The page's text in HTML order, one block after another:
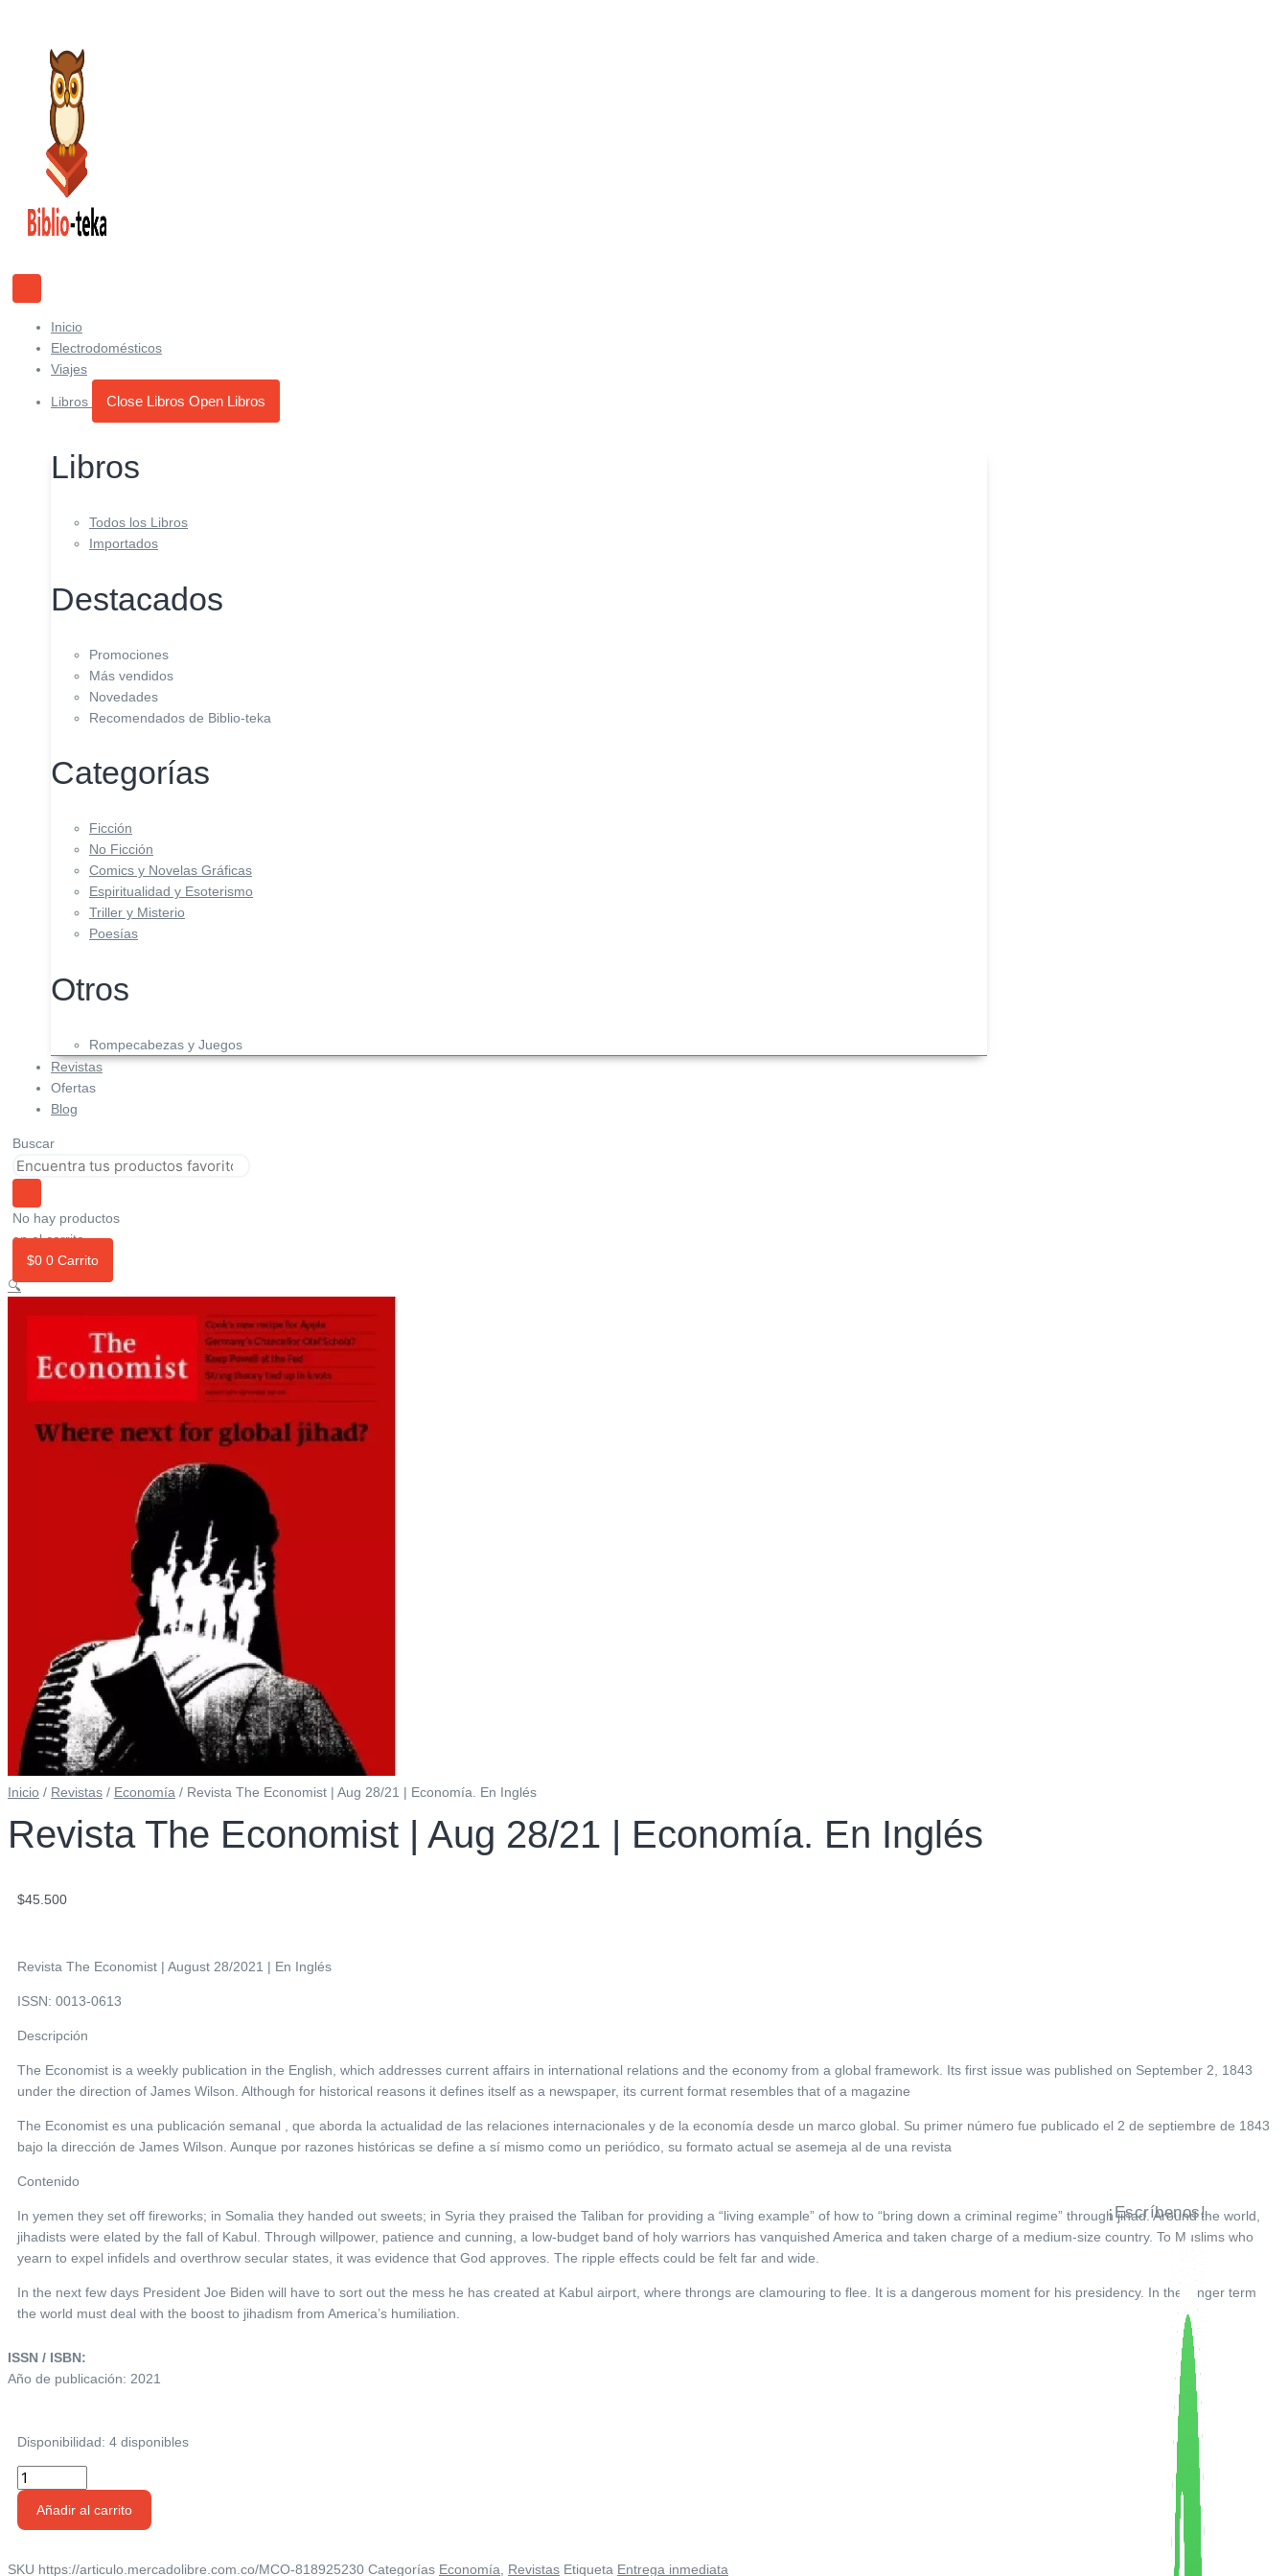
contenido
Inicio
Electrodomésticos
Viajes
Libros Close Libros Open Libros
Libros
Todos los Libros
Importados
Destacados
Promociones
Más vendidos
Novedades
Recomendados de Biblio-teka
Categorías
Ficción
No Ficción
Comics y Novelas Gráficas
Espiritualidad y Esoterismo
Triller y Misterio
Poesías
Otros
Rompecabezas y Juegos
Revistas
Ofertas
Blog
Buscar
No hay productos
en el carrito.
$0 0 Carrito
🔍
Inicio / Revistas / Economía / Revista The Economist | Aug 28/21 | Economía. En Inglés
Revista The Economist | Aug 28/21 | Economía. En Inglés
$45.500
Revista The Economist | August 28/2021 | En Inglés
ISSN: 0013-0613
Descripción
The Economist is a weekly publication in the English, which addresses current affairs in international relations and the economy from a global framework. Its first issue was published on September 2, 1843
under the direction of James Wilson. Although for historical reasons it defines itself as a newspaper, its current format resembles that of a magazine
The Economist es una publicación semanal , que aborda la actualidad de las relaciones internacionales y de la economía desde un marco global. Su primer número fue publicado el 2 de septiembre de 1843
bajo la dirección de James Wilson. Aunque por razones históricas se define a sí mismo como un periódico, su formato actual se asemeja al de una revista
Contenido
In yemen they set off fireworks; in Somalia they handed out sweets; in Syria they praised the Taliban for providing a “living example” of how to “bring down a criminal regime” through jihad. Around the world,
jihadists were elated by the fall of Kabul. Through willpower, patience and cunning, a low-budget band of holy warriors has vanquished America and taken charge of a medium-size country. To Muslims who
yearn to expel infidels and overthrow secular states, it was evidence that God approves. The ripple effects could be felt far and wide.
In the next few days President Joe Biden will have to sort out the mess he has created at Kabul airport, where throngs are clamouring to flee. It is a dangerous moment for his presidency. In the longer term
the world must deal with the boost to jihadism from America’s humiliation.
ISSN / ISBN:
Año de publicación: 2021
Disponibilidad: 4 disponibles
Revista
The
Economist
Añadir al carrito
SKU https://articulo.mercadolibre.com.co/MCO-818925230 Categorías Economía Revistas Etiqueta Entrega inmediata
¡Escríbenos!